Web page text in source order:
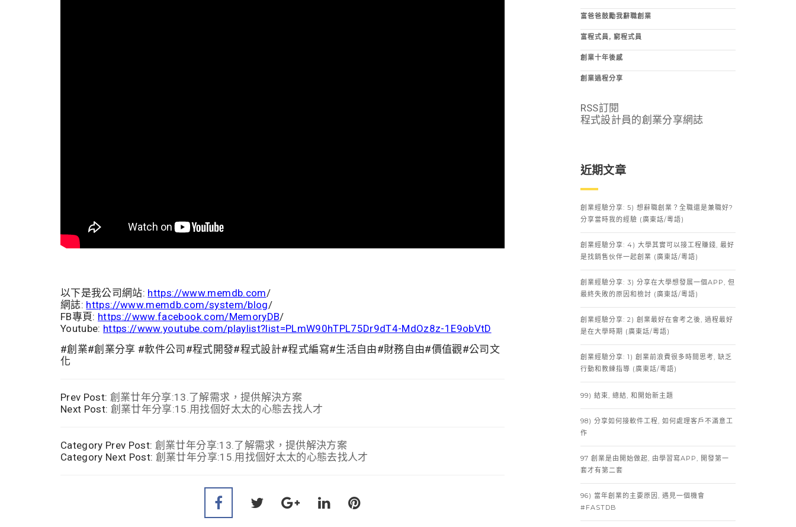
以下是我公司網站: https://www.memdb.com/
網誌: https://www.memdb.com/system/blog/
FB專頁: https://www.facebook.com/MemoryDB/
Youtube: https://www.youtube.com/playlist?list=PLmW90hTPL75Dr9dT4-MdOz8z-1E9obVtD
#創業#創業分享 #軟件公司#程式開發#程式設計#程式編寫#生活自由#財務自由#價值觀#公司文
化
Prev Post: 創業廿年分享:13.了解需求，提供解決方案
Next Post: 創業廿年分享:15.用找個好太太的心態去找人才
Category Prev Post: 創業廿年分享:13.了解需求，提供解決方案
Category Next Post: 創業廿年分享:15.用找個好太太的心態去找人才
富爸爸鼓勵我辭職創業
富程式員, 窮程式員
創業十年後感
創業過程分享
RSS訂閱
程式設計員的創業分享網誌
近期文章
創業經驗分享: 5) 想辭職創業？全職還是兼職好?
分享當時我的經驗 (廣東話/粵語)
創業經驗分享: 4) 大學其實可以接工程賺錢, 最好
是找銷售伙伴一起創業 (廣東話/粵語)
創業經驗分享: 3) 分享在大學想發展一個APP, 但
最終失敗的原因和檢討 (廣東話/粵語)
創業經驗分享: 2) 創業最好在會考之後, 過程最好
是在大學時期 (廣東話/粵語)
創業經驗分享: 1) 創業前浪費很多時間思考, 缺乏
行動和教練指導 (廣東話/粵語)
99) 結束, 總結, 和開始新主題
98) 分享如何接軟件工程, 如何處理客戶不滿意工
作
97 創業是由開始做起, 由學習寫APP, 開發第一
套才有第二套
96) 當年創業的主要原因, 遇見一個機會
#FASTDB